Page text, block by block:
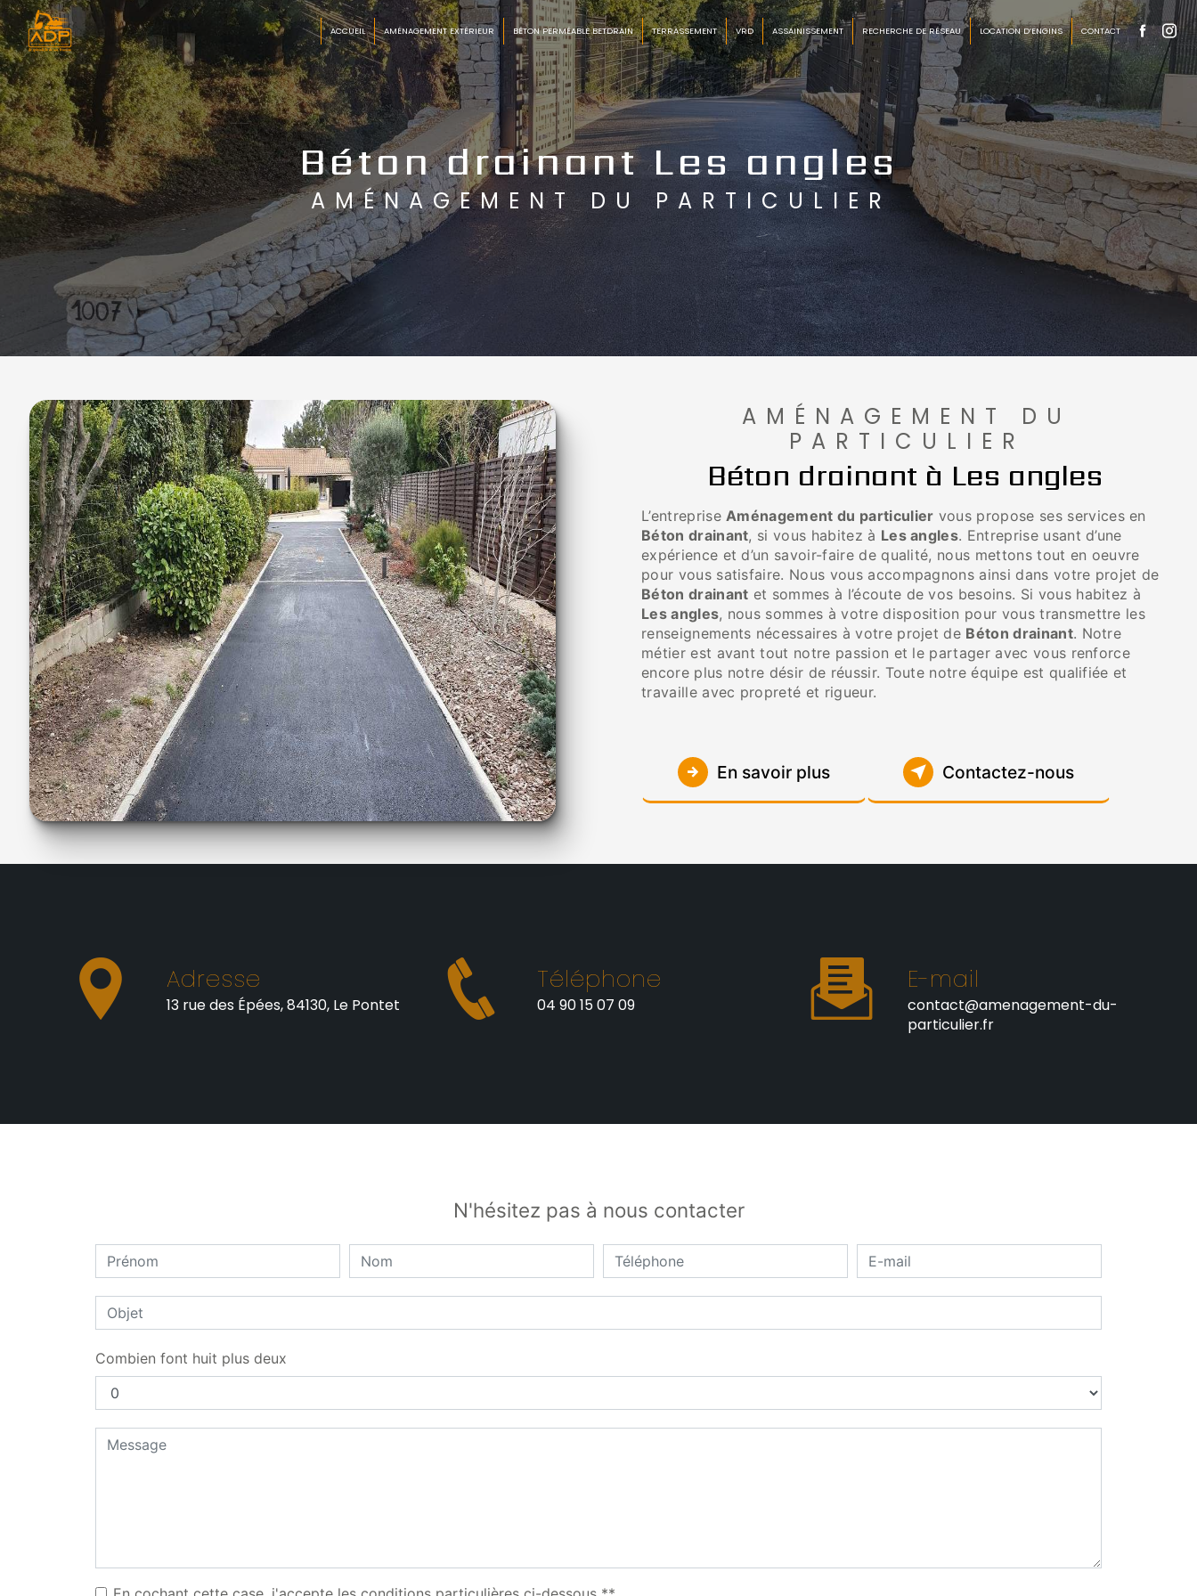
ACCUEIL AMÉNAGEMENT EXTÉRIEUR BÉTON PERMÉABLE BETDRAIN TERRASSEMENT VRD ASSAINISSEMENT RECHERCHE DE RÉSEAU LOCATION D’ENGINS CONTACT
Béton drainant Les angles
AMÉNAGEMENT DU PARTICULIER
AMÉNAGEMENT DU
PARTICULIER
Béton drainant à Les angles
L’entrepriseAménagement du particulier vous propose ses services en
Béton drainant, si vous habitez à Les angles. Entreprise usant d’une
expérience et d’un savoir-faire de qualité, nous mettons tout en oeuvre
pour vous satisfaire. Nous vous accompagnons ainsi dans votre projet de
Béton drainant et sommes à l’écoute de vos besoins. Si vous habitez à
Les angles, nous sommes à votre disposition pour vous transmettre les
renseignements nécessaires à votre projet de Béton drainant. Notre
métier est avant tout notre passion et le partager avec vous renforce
encore plus notre désir de réussir. Toute notre équipe est qualifiée et
travaille avec propreté et rigueur.
En savoir plus Contactez-nous
Adresse
13 rue des Épées, 84130, Le Pontet
Téléphone
04 90 15 07 09
E-mail
contact@amenagement-du-
particulier.fr
N'hésitez pas à nous contacter
Combien font huit plus deux
Panneau de gestion des cookies